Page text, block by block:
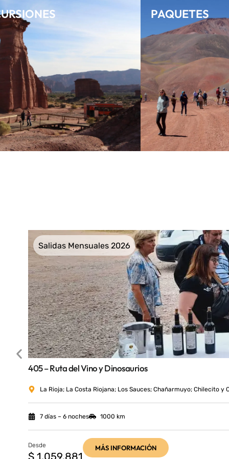
PAQUETES
Salidas Mensuales 2026
405 – Ruta del Vino y Dinosaurios
La Rioja; La Costa Riojana; Los Sauces; Chañarmuyo; Chilecito
7 días – 6 noches 1000 km
Desde
$ 1.059.881
MÁS INFORMACIÓN